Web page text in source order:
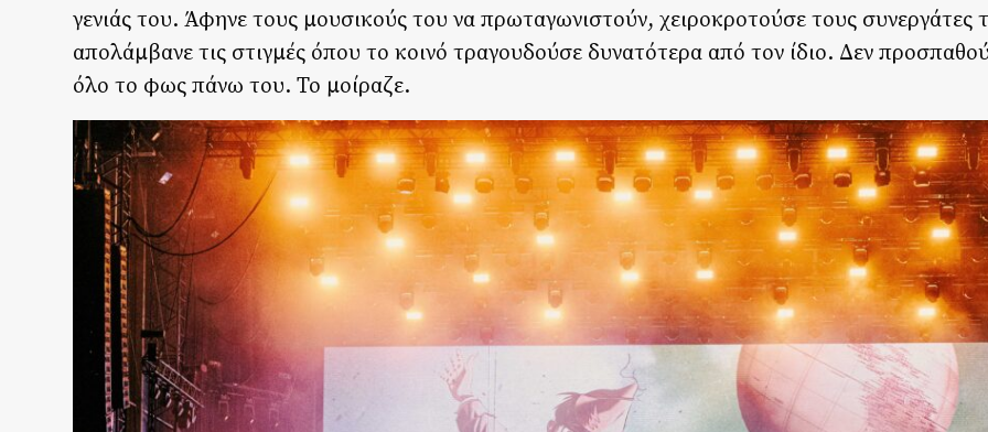
γενιάς του. Άφηνε τους μουσικούς του να πρωταγωνιστούν, χειροκροτούσε τους συνεργάτες
απολάμβανε τις στιγμές όπου το κοινό τραγουδούσε δυνατότερα από τον ίδιο. Δεν
όλο το φως πάνω του. Το μοίραζε.